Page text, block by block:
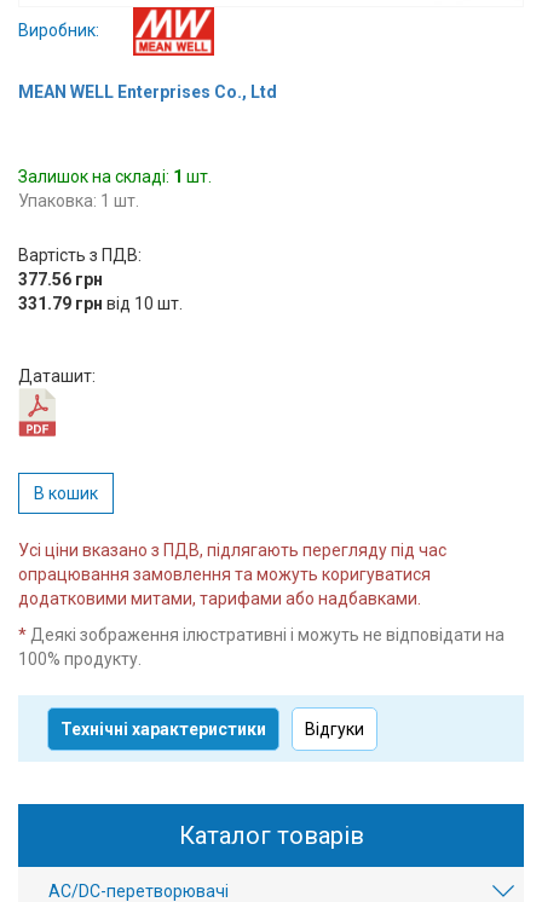
Вхід/
авторизація
Контакти
Доставка
Тех.
Виробник:
MEAN WELL Enterprises Co., Ltd
Залишок на складі: 1 шт.
Упаковка: 1 шт.
Вартість з ПДВ:
377.56 грн
331.79 грн від 10 шт.
Даташит:
В кошик
Усі ціни вказано з ПДВ, підлягають перегляду під час
опрацювання замовлення та можуть коригуватися
додатковими митами, тарифами або надбавками.
* Деякі зображення ілюстративні і можуть не відповідати на
100% продукту.
Технічні характеристики Відгуки
Каталог товарів
AC/DC-перетворювачі